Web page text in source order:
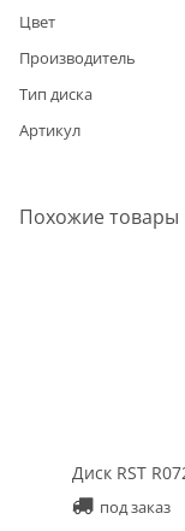
Цвет
Производитель
Тип диска
Артикул
Похожие товары
Диск RST
под заказ